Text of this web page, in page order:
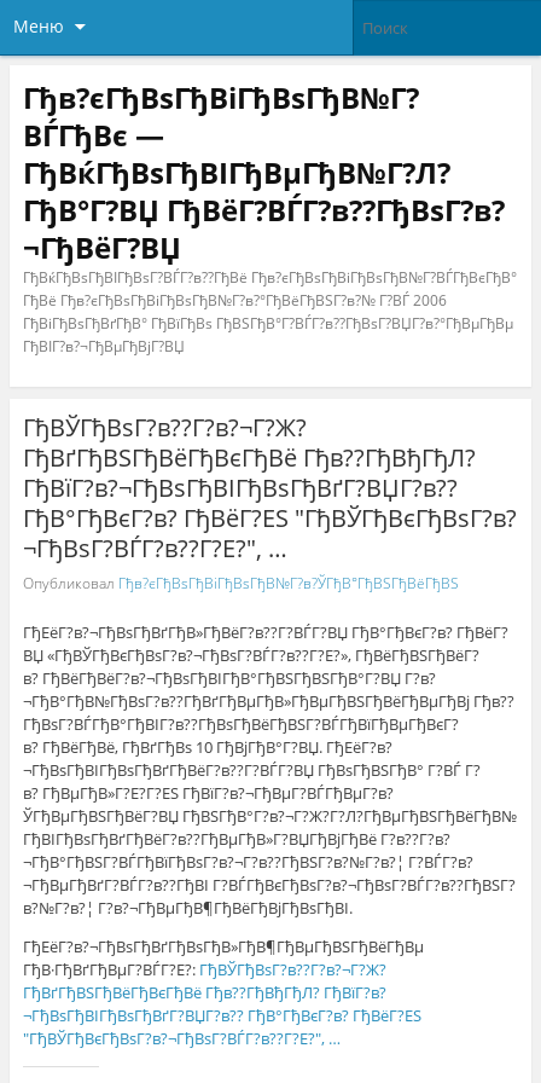
Меню
Гђв?єГђВѕГђВіГђВѕГђВ№Г?
ВЃГђВє —
ГђВќГђВѕГђВІГђВµГђВ№Г?Л?
ГђВ°Г?ВЏ ГђВёГ?ВЃГ?в??ГђВѕГ?в?
¬ГђВёГ?ВЏ
ГђВќГђВѕГђВІГђВѕГ?ВЃГ?в??ГђВё Гђв?єГђВѕГђВіГђВѕГђВ№Г?ВЃГђВєГђВ°
ГђВё Гђв?єГђВѕГђВіГђВѕГђВ№Г?в?°ГђВёГђВЅГ?в?№ Г?ВЃ 2006
ГђВіГђВѕГђВґГђВ° ГђВїГђВѕ ГђВЅГђВ°Г?ВЃГ?в??ГђВѕГ?ВЏГ?в?°ГђВµГђВµ
ГђВІГ?в?¬ГђВµГђВјГ?ВЏ
ГђВЎГђВѕГ?в??Г?в?¬Г?Ж?
ГђВґГђВЅГђВёГђВєГђВё Гђв??ГђВђГђЛ?
ГђВїГ?в?¬ГђВѕГђВІГђВѕГђВґГ?ВЏГ?в??
ГђВ°ГђВєГ?в? ГђВёГ?ЕЅ "ГђВЎГђВєГђВѕГ?в?
¬ГђВѕГ?ВЃГ?в??Г?Е?", …
Опубликовал Гђв?єГђВѕГђВіГђВѕГђВ№Г?в?ЎГђВ°ГђВЅГђВёГђВЅ
ГђЕёГ?в?¬ГђВѕГђВґГђВ»ГђВёГ?в??Г?ВЃГ?ВЏ ГђВ°ГђВєГ?в? ГђВёГ?
ВЏ «ГђВЎГђВєГђВѕГ?в?¬ГђВѕГ?ВЃГ?в??Г?Е?», ГђВёГђВЅГђВёГ?
в? ГђВёГђВёГ?в?¬ГђВѕГђВІГђВ°ГђВЅГђВЅГђВ°Г?ВЏ Г?в?
¬ГђВ°ГђВ№ГђВѕГ?в??ГђВґГђВµГђВ»ГђВµГђВЅГђВёГђВµГђВј Гђв??
ГђВѕГ?ВЃГђВ°ГђВІГ?в??ГђВѕГђВёГђВЅГ?ВЃГђВїГђВµГђВєГ?
в? ГђВёГђВё, ГђВґГђВѕ 10 ГђВјГђВ°Г?ВЏ. ГђЕёГ?в?
¬ГђВѕГђВІГђВѕГђВґГђВёГ?в??Г?ВЃГ?ВЏ ГђВѕГђВЅГђВ° Г?ВЃ Г?
в? ГђВµГђВ»Г?Е?Г?ЕЅ ГђВїГ?в?¬ГђВµГ?ВЃГђВµГ?в?
ЎГђВµГђВЅГђВёГ?ВЏ ГђВЅГђВ°Г?в?¬Г?Ж?Г?Л?ГђВµГђВЅГђВёГђВ№
ГђВІГђВѕГђВґГђВёГ?в??ГђВµГђВ»Г?ВЏГђВјГђВё Г?в??Г?в?
¬ГђВ°ГђВЅГ?ВЃГђВїГђВѕГ?в?¬Г?в??ГђВЅГ?в?№Г?в?¦ Г?ВЃГ?в?
¬ГђВµГђВґГ?ВЃГ?в??ГђВІ Г?ВЃГђВєГђВѕГ?в?¬ГђВѕГ?ВЃГ?в??ГђВЅГ?
в?№Г?в?¦ Г?в?¬ГђВµГђВ¶ГђВёГђВјГђВѕГђВІ.
ГђЕёГ?в?¬ГђВѕГђВґГђВѕГђВ»ГђВ¶ГђВµГђВЅГђВёГђВµ
ГђВ·ГђВґГђВµГ?ВЃГ?Е?: ГђВЎГђВѕГ?в??Г?в?¬Г?Ж?
ГђВґГђВЅГђВёГђВєГђВё Гђв??ГђВђГђЛ? ГђВїГ?в?
¬ГђВѕГђВІГђВѕГђВґГ?ВЏГ?в?? ГђВ°ГђВєГ?в? ГђВёГ?ЕЅ
"ГђВЎГђВєГђВѕГ?в?¬ГђВѕГ?ВЃГ?в??Г?Е?", …